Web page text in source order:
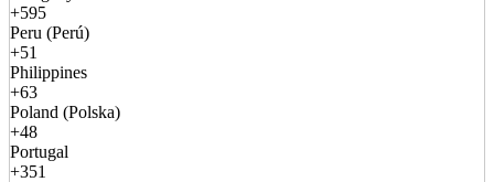
+595
Peru (Perú)
+51
Philippines
+63
Poland (Polska)
+48
Portugal
+351